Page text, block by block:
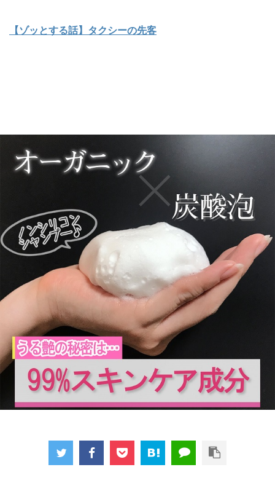
【ゾッとする話】タクシーの先客